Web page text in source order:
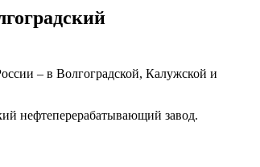
– в Волгоградской, Калужской и
нефтеперерабатывающий завод.